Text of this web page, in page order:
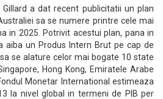
a dat recent publicitatii un plan
sa se numere printre cele mai
in 2025. Potrivit acestui plan, pana in
aiba un Produs Intern Brut pe cap de
se alature celor mai bogate 10 state
Hong Kong, Emiratele Arabe
Monetar International estimeaza
la nivel global in termeni de PIB per